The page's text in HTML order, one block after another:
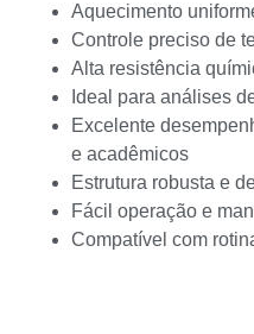
Aquecimento
Controle preciso de
Alta resistência
Ideal para análises
Excelente
e acadêmicos
Estrutura robusta e
Fácil operação e
Compatível com